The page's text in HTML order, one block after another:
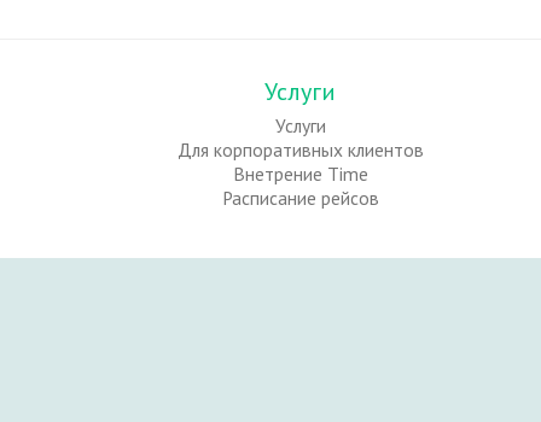
Услуги
Услуги
Для корпоративных клиентов
Внетрение Time
Расписание рейсов